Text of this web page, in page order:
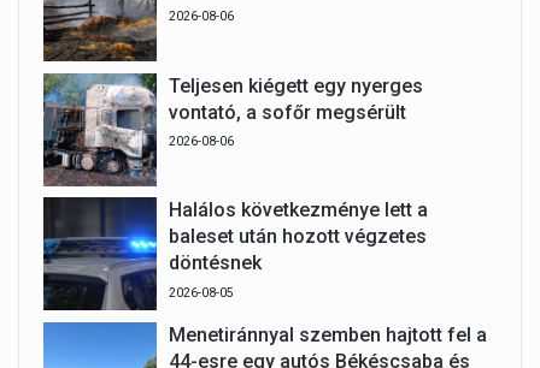
2026-08-06
Teljesen kiégett egy nyerges
vontató, a sofőr megsérült
2026-08-06
Halálos következménye lett a
baleset után hozott végzetes
döntésnek
2026-08-05
Menetiránnyal szemben hajtott fel a
44-esre egy autós Békéscsaba és